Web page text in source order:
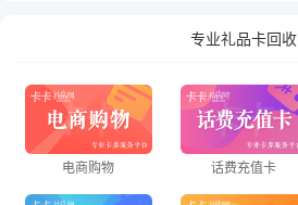
专业礼品卡回收
电商购物 话费充值卡